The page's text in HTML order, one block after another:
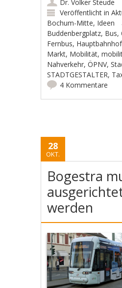
Dr. Volker Steude
Veröffentlicht in
Bochum-Mitte, Ideen
Buddenbergplatz, Bus,
Fernbus, Hauptbahnhof
Markt, Mobilität,
Nahverkehr,ÖPNV,
STADTGESTALTER,
4 Kommentare
28
OKT.
Bogestra
werden